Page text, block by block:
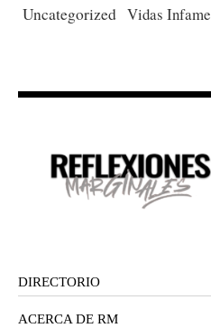
Uncategorized Vidas
DIRECTORIO
ACERCA DE RM